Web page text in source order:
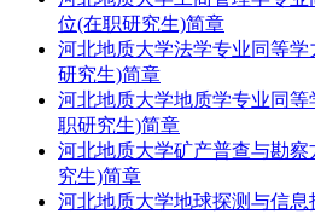
位(在职研究生)简章
河北地质大学法学专业同等
研究生)简章
河北地质大学地质学专业同
职研究生)简章
河北地质大学矿产普查与勘
究生)简章
河北地质大学地球探测与信